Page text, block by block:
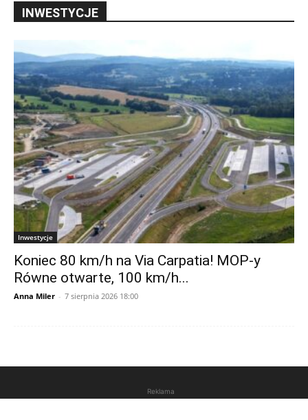
INWESTYCJE
Inwestycje
Koniec 80 km/h na Via Carpatia! MOP-y
Równe otwarte, 100 km/h...
Anna Miler - 7 sierpnia 2026 18:00
Reklama